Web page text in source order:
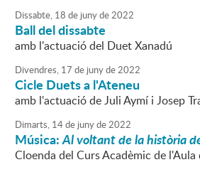
Dissabte, 18 de junyde2022
Ball del dissabte
amb l'actuació del Duet Xanadú
Divendres, 17 de junyde2022
Cicle Duets a l'Ateneu
amb l'actuació de Juli Aymí i Josep
Dimarts, 14de junyde2022
Música:Al voltant de la història
Cloenda del Curs Acadèmic de